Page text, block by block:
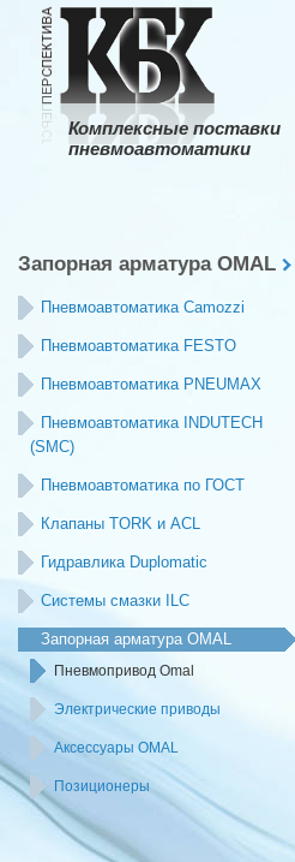
Комплексные поставки
пневмоавтоматики
Запорная арматура OMAL
Пневмоавтоматика Camozzi
Пневмоавтоматика FESTO
Пневмоавтоматика PNEUMAX
Пневмоавтоматика INDUTECH
(SMC)
Пневмоавтоматика по ГОСТ
Клапаны TORK и ACL
Гидравлика Duplomatic
Системы смазки ILC
Запорная арматура OMAL
Пневмопривод Omal
Электрические приводы
Аксессуары OMAL
Позиционеры